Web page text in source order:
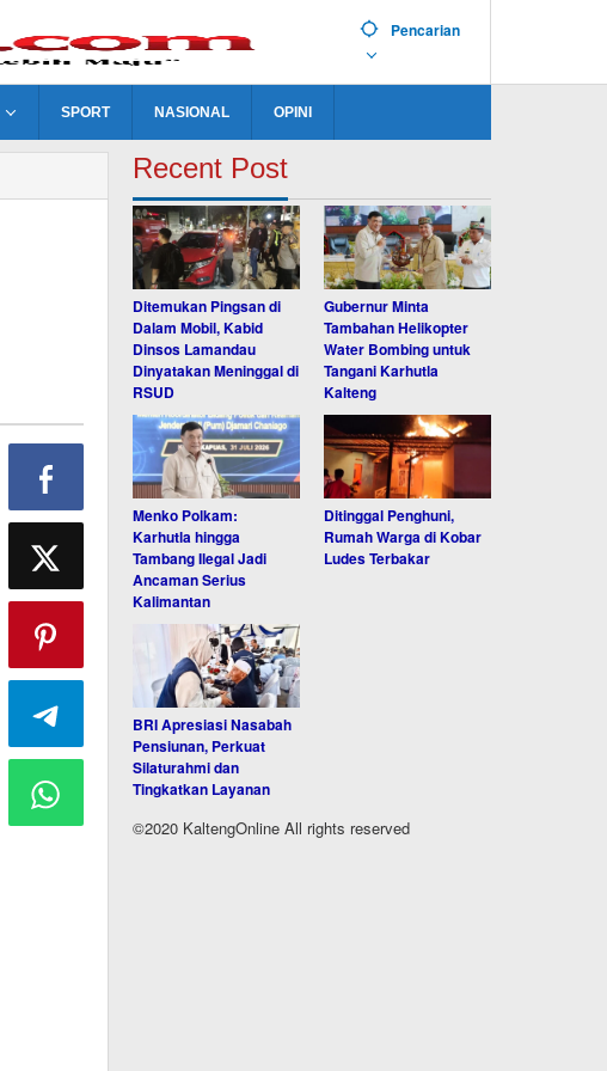
Pencarian
SPORT NASIONAL OPINI
Recent Post
Ditemukan Pingsan di
Dalam Mobil, Kabid
Dinsos Lamandau
Dinyatakan Meninggal di
RSUD
Gubernur Minta
Tambahan Helikopter
Water Bombing untuk
Tangani Karhutla
Kalteng
Menko Polkam:
Karhutla hingga
Tambang Ilegal Jadi
Ancaman Serius
Kalimantan
Ditinggal Penghuni,
Rumah Warga di Kobar
Ludes Terbakar
BRI Apresiasi Nasabah
Pensiunan, Perkuat
Silaturahmi dan
Tingkatkan Layanan
©2020 KaltengOnline All rights reserved